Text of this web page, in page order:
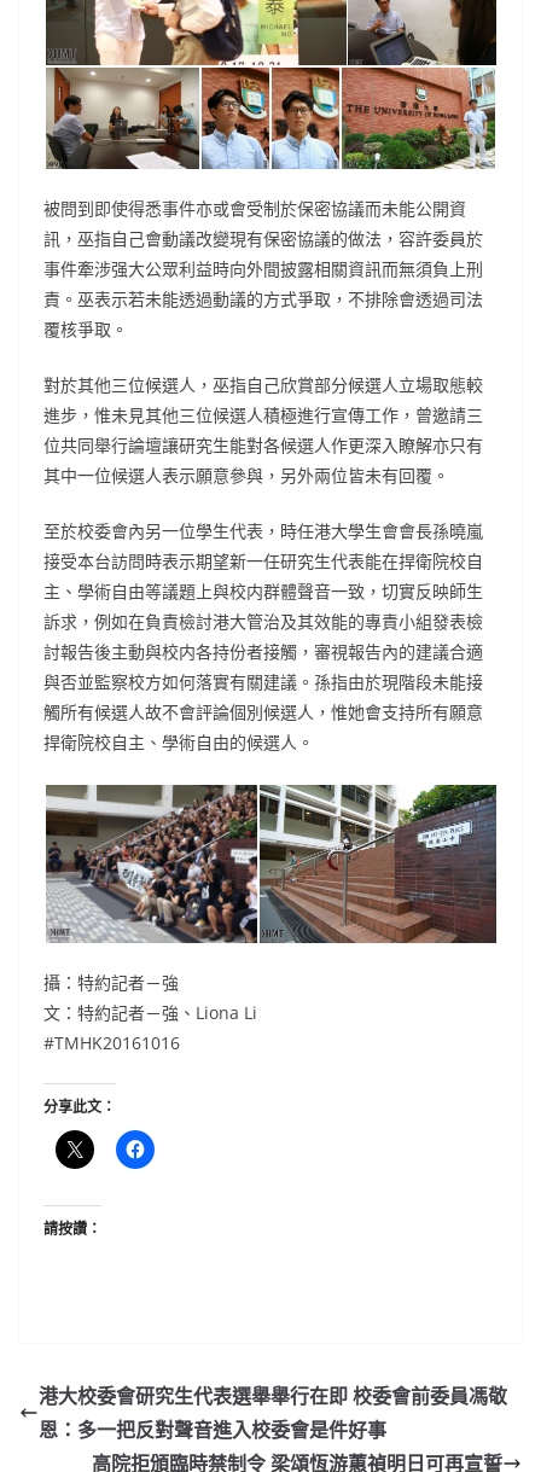
被問到即使得悉事件亦或會受制於保密協議而未能公開資
訊，巫指自己會動議改變現有保密協議的做法，容許委員於
事件牽涉强大公眾利益時向外間披露相關資訊而無須負上刑
責。巫表示若未能透過動議的方式爭取，不排除會透過司法
覆核爭取。
對於其他三位候選人，巫指自己欣賞部分候選人立場取態較
進步，惟未見其他三位候選人積極進行宣傳工作，曾邀請三
位共同舉行論壇讓研究生能對各候選人作更深入瞭解亦只有
其中一位候選人表示願意參與，另外兩位皆未有回覆。
至於校委會內另一位學生代表，時任港大學生會會長孫曉嵐
接受本台訪問時表示期望新一任研究生代表能在捍衛院校自
主、學術自由等議題上與校内群體聲音一致，切實反映師生
訴求，例如在負責檢討港大管治及其效能的專責小組發表檢
討報告後主動與校内各持份者接觸，審視報告內的建議合適
與否並監察校方如何落實有關建議。孫指由於現階段未能接
觸所有候選人故不會評論個別候選人，惟她會支持所有願意
捍衛院校自主、學術自由的候選人。
攝：特約記者－強
文：特約記者－強、Liona Li
#TMHK20161016
分享此文：
請按讚：
港大校委會研究生代表選舉舉行在即 校委會前委員馮敬
恩：多一把反對聲音進入校委會是件好事
高院拒頒臨時禁制令 梁頌恆游蕙禎明日可再宣誓